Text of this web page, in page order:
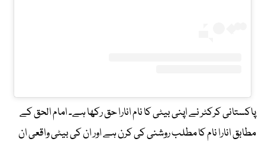
پاکستانی کرکٹر نے اپنی بیٹی کا نام انارا حق رکھا ہے۔ امام الحق کے
مطابق انارا نام کا مطلب روشنی کی کرن ہے اور ان کی بیٹی واقعی ان